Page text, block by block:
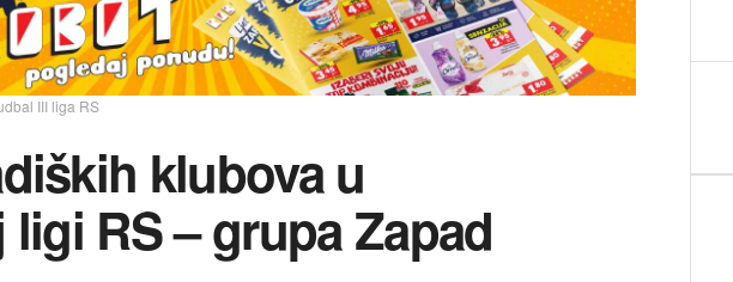
III liga RS
klubova u
RS – grupa Zapad